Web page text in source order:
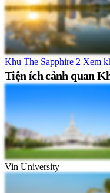
Khu The Sapphire 2 Xem
Tiện ích cảnh quan
Vin University